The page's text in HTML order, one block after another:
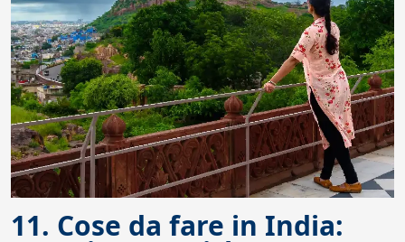
11. Cose da fare in India: